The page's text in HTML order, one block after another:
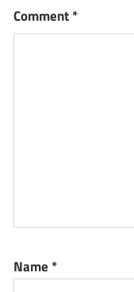
Comment*
Name *